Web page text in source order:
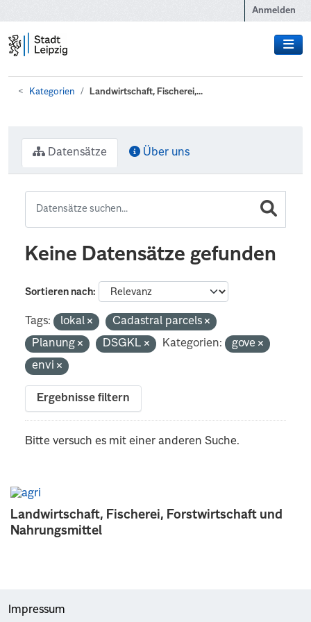
Anmelden
Kategorien Landwirtschaft, Fischerei,...
Landwirtschaft, Fischerei, Forstwirtschaft und
Nahrungsmittel
Datensätze Über uns
Keine Datensätze gefunden
Sortieren nach
Tags: lokal
Cadastral parcels
Planung
DSGKL Kategorien:
gove
envi
Ergebnisse filtern
Bitte versuch es mit einer anderen Suche.
Impressum